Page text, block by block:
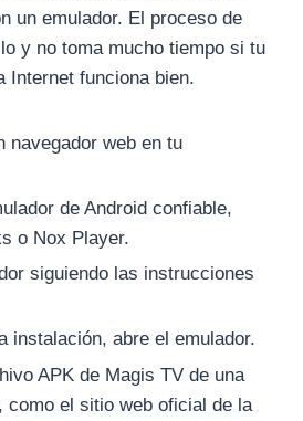
un emulador. El proceso de
y no toma mucho tiempo si tu
Internet funciona bien.
navegador web en tu
de Android confiable,
⁠o Nox Player.
siguiendo las instrucciones
instalación, abre el emulador.
APK de Magis TV de una
como el sitio web oficial de la